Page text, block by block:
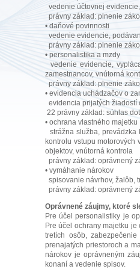
vedenie účtovnej
právny základ: plnenie
• daňové povinnosti
vedenie evidencie,
právny základ: plnenie
• personalistika a mzdy
vedenie evidencie,
zamestnancov, vnútorná
právny základ: plnenie
• evidencia uchádzačov o
evidencia prijatých žiadostí
22 právny základ: súhlas
• ochrana vlastného majetku
strážna služba, prevádzka
kontrolu vstupu motorových
objektov, vnútorná kontrola
právny základ: oprávnený
• vymáhanie nárokov
spisovanie návrhov, žalôb,
právny základ: oprávnený
Oprávnené záujmy, ktoré
Pre účel personalistiky je
Pre účel ochrany majetku
tretích osôb,
prenajatých priestoroch a
nárokov je oprávneným
konaní a vedenie spisov.